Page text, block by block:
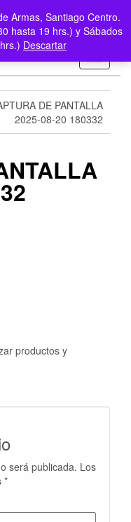
Armas, Santiago Centro.
hasta 19 hrs.) y Sábados
Descartar
0
$0
Toggle
DE PANTALLA
2025-08-20 180332
productos y
será publicada. Los
*